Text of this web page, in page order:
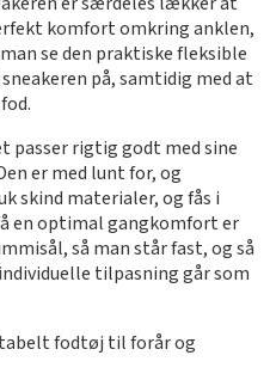
komfort omkring anklen,
se den praktiske fleksible
på, samtidig med at
passer rigtig godt med sine
er med lunt for, og
skind materialer, og fås i
en optimal gangkomfort er
så man står fast, og så
tilpasning går som
fodtøj til forår og